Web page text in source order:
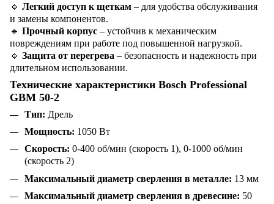
🔹 Легкий доступ к щеткам – для удобства обслуживания
и замены компонентов.
🔹 Прочный корпус – устойчив к механическим
повреждениям при работе под повышенной нагрузкой.
🔹 Защита от перегрева – безопасность и надежность при
длительном использовании.
Технические характеристики Bosch Professional
GBM 50-2
Тип: Дрель
Мощность: 1050 Вт
Скорость: 0-400 об/мин (скорость 1), 0-1000 об/мин
(скорость 2)
Максимальный диаметр сверления в металле: 13 мм
Максимальный диаметр сверления в древесине: 50